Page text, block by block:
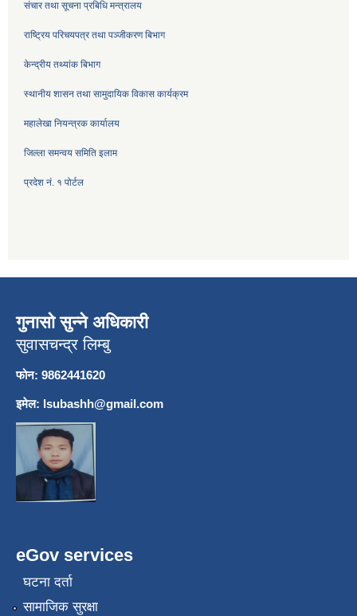
संचार तथा सूचना प्रबिधि मन्त्रालय
राष्ट्रिय परिचयपत्र तथा पञ्जीकरण बिभाग
केन्द्रीय तथ्यांक बिभाग
स्थानीय शासन तथा सामुदायिक विकास कार्यक्रम
महालेखा नियन्त्रक कार्यालय
जिल्ला समन्वय समिति इलाम
प्रदेश नं. १ पोर्टल
गुनासो सुन्ने अधिकारी
सुवासचन्द्र लिम्बु
फोन: 9862441620
इमेल: lsubashh@gmail.com
eGov services
घटना दर्ता
सामाजिक सुरक्षा